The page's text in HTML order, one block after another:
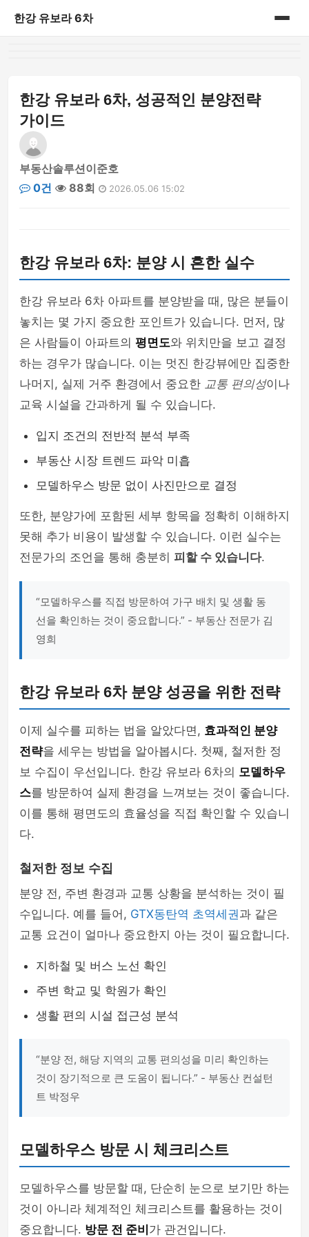
한강 유보라 6차
한강 유보라 6차, 성공적인 분양전략
가이드
부동산솔루션이준호
0건
88회 2026.05.06 15:02
한강 유보라 6차: 분양 시 흔한 실수
한강 유보라 6차 아파트를 분양받을 때, 많은 분들이
놓치는 몇 가지 중요한 포인트가 있습니다. 먼저, 많
은 사람들이 아파트의 평면도와 위치만을 보고 결정
하는 경우가 많습니다. 이는 멋진 한강뷰에만 집중한
나머지, 실제 거주 환경에서 중요한 교통 편의성이나
교육 시설을 간과하게 될 수 있습니다.
입지 조건의 전반적 분석 부족
부동산 시장 트렌드 파악 미흡
모델하우스 방문 없이 사진만으로 결정
또한, 분양가에 포함된 세부 항목을 정확히 이해하지
못해 추가 비용이 발생할 수 있습니다. 이런 실수는
전문가의 조언을 통해 충분히 피할 수 있습니다.
“모델하우스를 직접 방문하여 가구 배치 및 생활 동
선을 확인하는 것이 중요합니다.” - 부동산 전문가 김
영희
한강 유보라 6차 분양 성공을 위한 전략
이제 실수를 피하는 법을 알았다면, 효과적인 분양
전략을 세우는 방법을 알아봅시다. 첫째, 철저한 정
보 수집이 우선입니다. 한강 유보라 6차의 모델하우
스를 방문하여 실제 환경을 느껴보는 것이 좋습니다.
이를 통해 평면도의 효율성을 직접 확인할 수 있습니
다.
철저한 정보 수집
분양 전, 주변 환경과 교통 상황을 분석하는 것이 필
수입니다. 예를 들어, GTX동탄역 초역세권과 같은
교통 요건이 얼마나 중요한지 아는 것이 필요합니다.
지하철 및 버스 노선 확인
주변 학교 및 학원가 확인
생활 편의 시설 접근성 분석
“분양 전, 해당 지역의 교통 편의성을 미리 확인하는
것이 장기적으로 큰 도움이 됩니다.” - 부동산 컨설턴
트 박정우
모델하우스 방문 시 체크리스트
모델하우스를 방문할 때, 단순히 눈으로 보기만 하는
것이 아니라 체계적인 체크리스트를 활용하는 것이
중요합니다. 방문 전 준비 가 관건입니다.